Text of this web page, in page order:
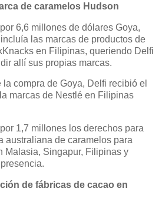
de caramelos Hudson
6,6 millones de dólares Goya,
las marcas de productos de
en Filipinas, queriendo Delfi
allí sus propias marcas.
compra de Goya, Delfi recibió el
marcas de Nestlé en Filipinas
1,7 millones los derechos para
australiana de caramelos para
Malasia, Singapur, Filipinas y
de fábricas de cacao en